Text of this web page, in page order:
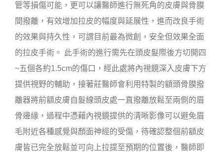
管等損傷可能，更可以讓醫師進行無死角的皮膚與骨膜
間撥離，有效增加拉皮的幅度與延展性，進而改良手術
的效果與持久性，可謂目前最為微創，安全但效果全面
的拉皮手術。 此手術的進行需先在頭皮髮際後方切開四
~五個各約1.5cm的傷口，經此處將內視鏡深入皮膚下方
提供視野的輔助，接著莊醫師會利用特製的額頭骨膜撥
離器將前額皮膚自髮線頭皮處一直撥離放鬆至兩側的眉
骨邊緣，過程中憑藉內視鏡提供的清晰影像可以避免眉
毛附近各種感覺與顏面神經的受傷，待確認整個前額皮
膚皆已完全放鬆並可向上拉提至預期的位置後，醫師即